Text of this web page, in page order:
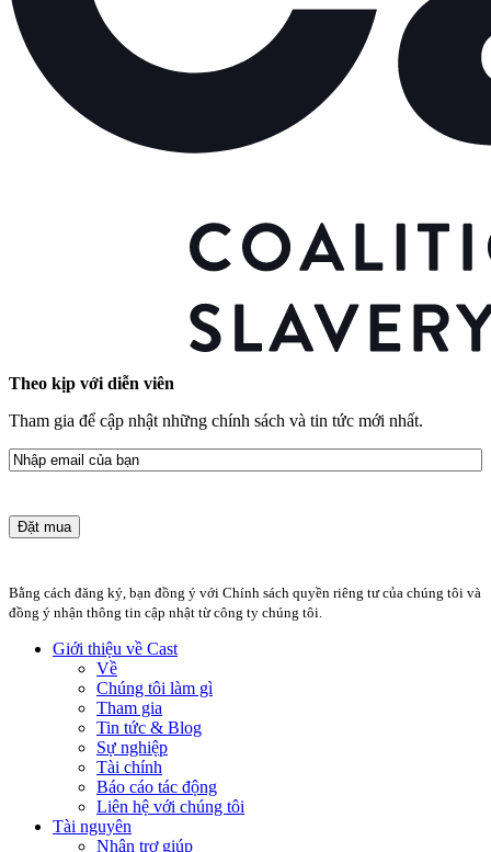
Theo kịp với diễn viên
Tham gia để cập nhật những chính sách và tin tức mới nhất.
E-
mail
Bằng cách đăng ký, bạn đồng ý với Chính sách quyền riêng tư của chúng tôi và
đồng ý nhận thông tin cập nhật từ công ty chúng tôi.
Giới thiệu về Cast
Về
Chúng tôi làm gì
Tham gia
Tin tức & Blog
Sự nghiệp
Tài chính
Báo cáo tác động
Liên hệ với chúng tôi
Tài nguyên
Nhận trợ giúp